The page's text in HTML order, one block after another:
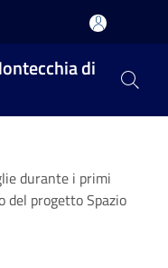
di
durante i primi
del progetto Spazio